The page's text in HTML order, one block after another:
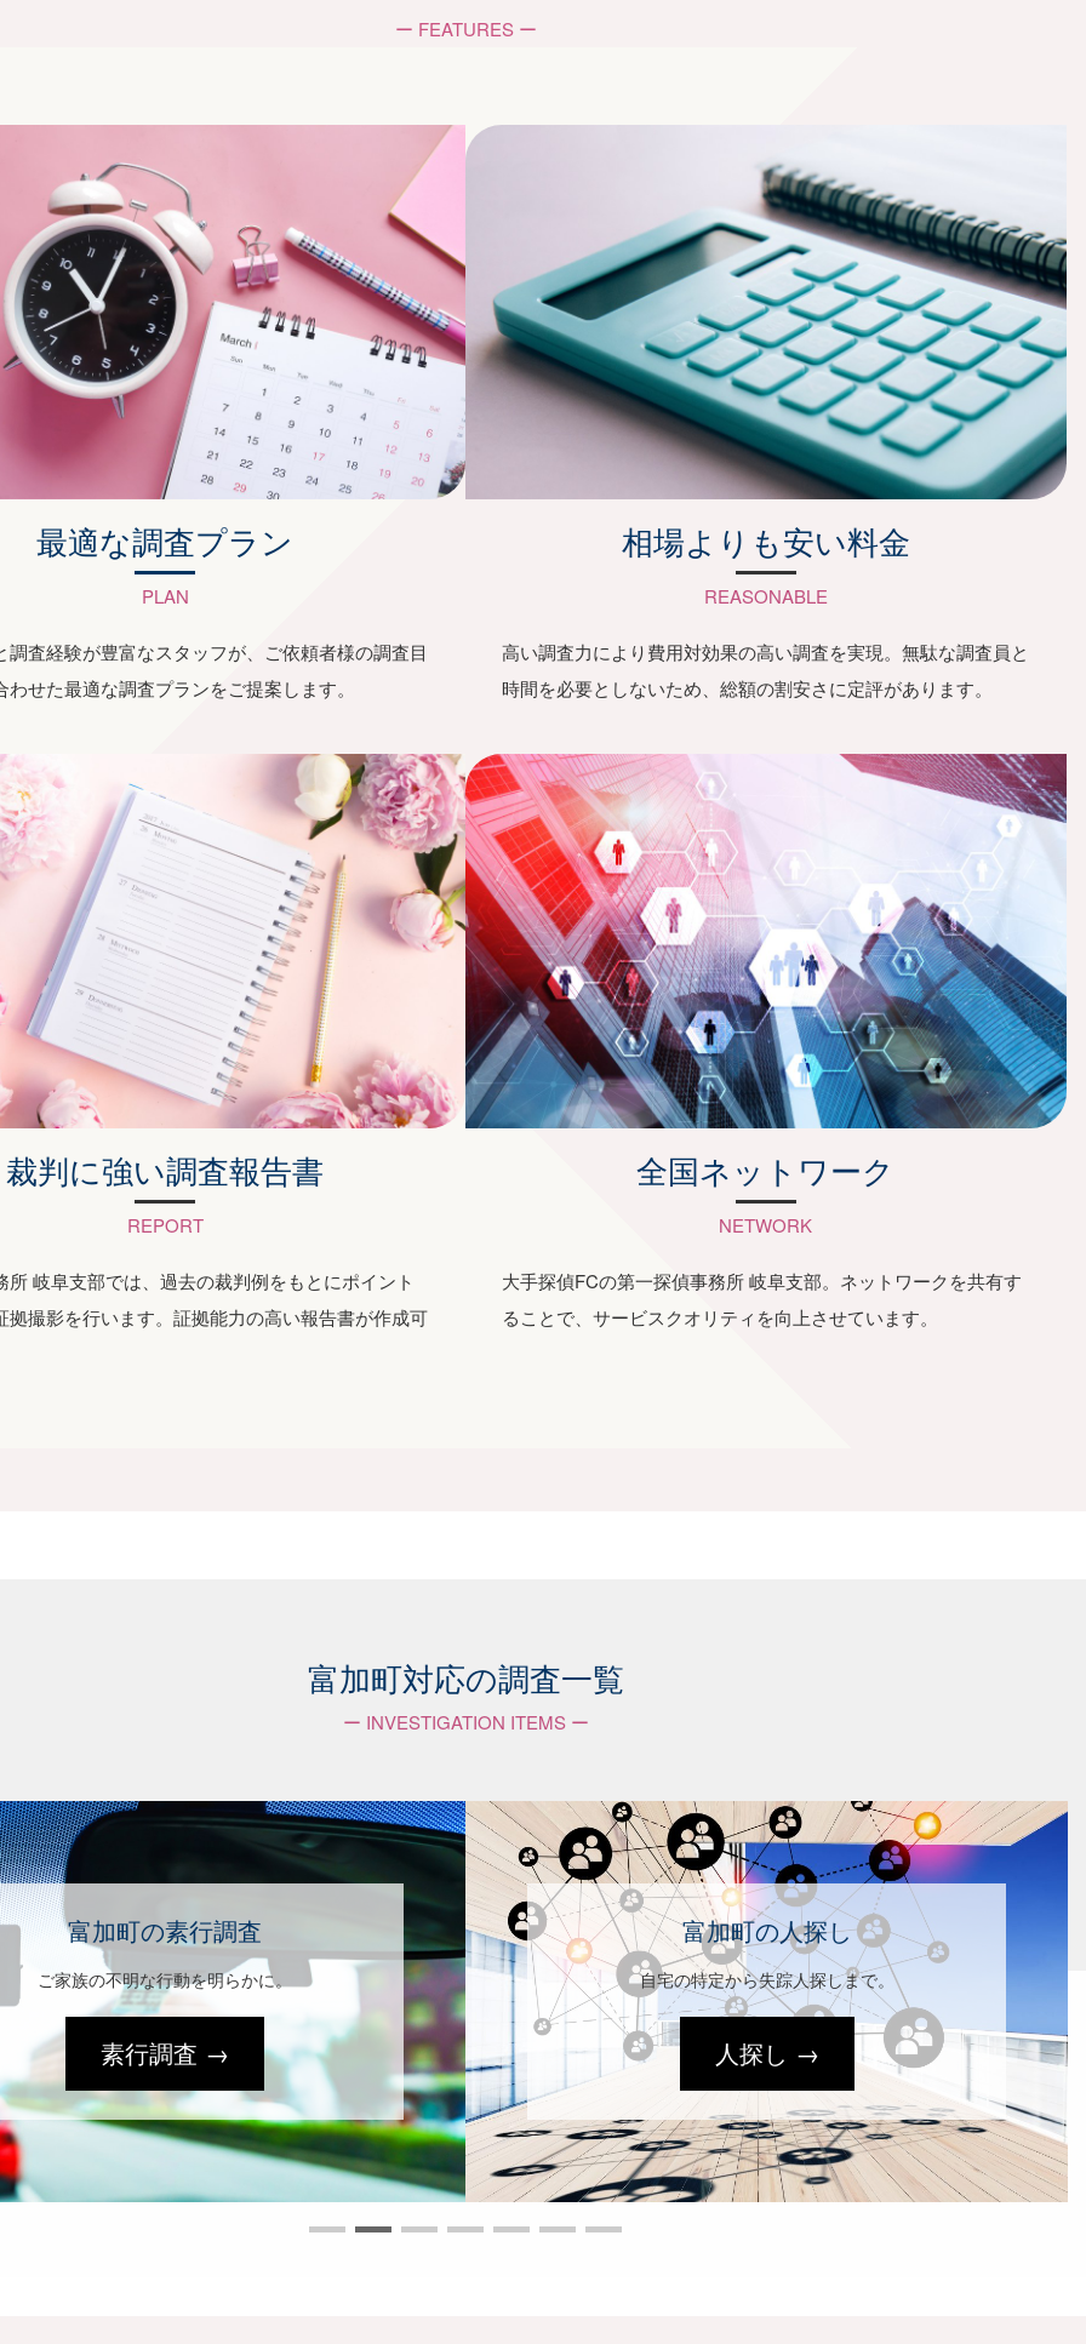
ー FEATURES ー
最適な調査プラン
PLAN
調査経験が豊富なスタッフが、ご依頼者様の調査目
わせた最適な調査プランをご提案します。
相場よりも安い料金
REASONABLE
高い調査力により費用対効果の高い調査を実現。無駄な調査員と
時間を必要としないため、総額の割安さに定評があります。
裁判に強い調査報告書
REPORT
所 岐阜支部では、過去の裁判例をもとにポイント
拠撮影を行います。証拠能力の高い報告書が作成可
全国ネットワーク
NETWORK
大手探偵FCの第一探偵事務所 岐阜支部。ネットワークを共有す
ることで、サービスクオリティを向上させています。
富加町対応の調査一覧
ー INVESTIGATION ITEMS ー
富加町の人探し
自宅の特定から失踪人探しまで。
人探し →
富加町の結婚調査
婚約者の身元情報を収集。
結婚調査→